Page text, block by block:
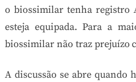
o biossimilar tenha registro
esteja equipada. Para a
biossimilar não traz prejuízo
A discussão se abre quando